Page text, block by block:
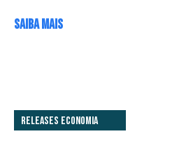
SAIBA MAIS
Releases Economia